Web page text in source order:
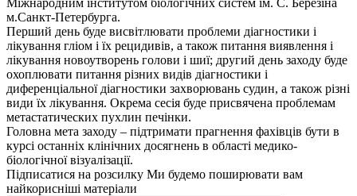
м.Санкт-Петербурга.
Перший день буде висвітлювати проблеми діагностики і
лікування гліом і їх рецидивів, а також питання виявлення і
лікування новоутворень голови і шиї; другий день заходу буде
охоплювати питання різних видів діагностики і
диференціальної діагностики захворювань судин, а також різні
види їх лікування. Окрема сесія буде присвячена проблемам
метастатических пухлин печінки.
Головна мета заходу – підтримати прагнення фахівців бути в
курсі останніх клінічних досягнень в області медико-
біологічної візуалізації.
Підписатися на розсилку Ми будемо поширювати вам
найкорисніші матеріали